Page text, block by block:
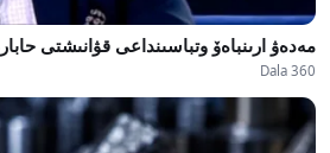
مەدەۋ ارىنباەۆ وتباسىنداعى قۋانىشتى
Dala 360